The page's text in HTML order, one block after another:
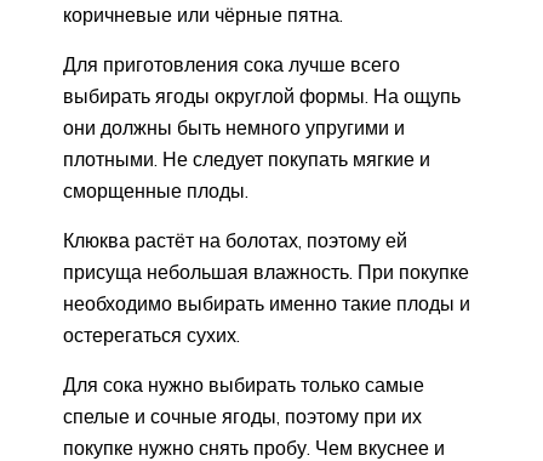
коричневые или чёрные пятна.
Для приготовления сока лучше всего
выбирать ягоды округлой формы. На ощупь
они должны быть немного упругими и
плотными. Не следует покупать мягкие и
сморщенные плоды.
Клюква растёт на болотах, поэтому ей
присуща небольшая влажность. При покупке
необходимо выбирать именно такие плоды и
остерегаться сухих.
Для сока нужно выбирать только самые
спелые и сочные ягоды, поэтому при их
покупке нужно снять пробу. Чем вкуснее и